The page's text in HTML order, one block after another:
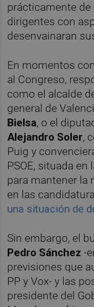
prácticamente
dirigentes con
desenvainaran
En momentos
al Congreso,
como el alcalde
general de
Bielsa, o el
Alejandro Soler,
Puig y
PSOE, situada en
para mantener la
en las
una situación de
Sin embargo, el
Pedro Sánchez -
previsiones que
PP y Vox- y las
presidente del